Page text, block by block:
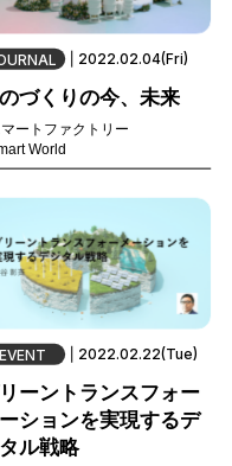
2022.02.04(Fri)
づくりの今、未来
ートファクトリー
World
EVENT 2022.02.22(Tue)
ーントランスフォー
ションを実現するデ
ル戦略